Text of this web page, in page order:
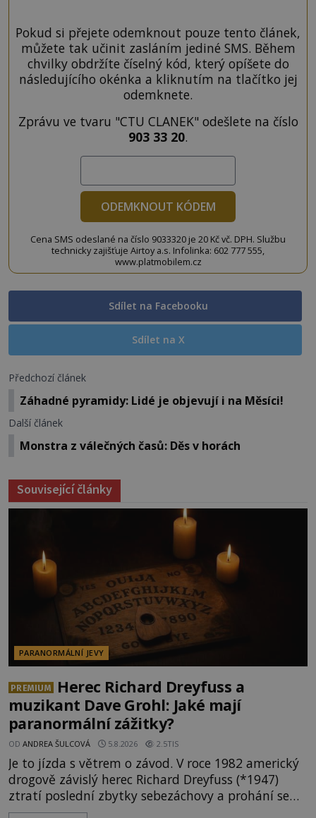
Pokud si přejete odemknout pouze tento článek,
můžete tak učinit zasláním jediné SMS. Během
chvilky obdržíte číselný kód, který opíšete do
následujícího okénka a kliknutím na tlačítko jej
odemknete.
Zprávu ve tvaru "CTU CLANEK" odešlete na číslo
903 33 20.
ODEMKNOUT KÓDEM
Cena SMS odeslané na číslo 9033320 je 20 Kč vč. DPH. Službu
technicky zajišťuje Airtoy a.s. Infolinka: 602 777 555,
www.platmobilem.cz
Sdílet na Facebooku
Sdílet na X
Předchozí článek
Záhadné pyramidy: Lidé je objevují i na Měsíci!
Další článek
Monstra z válečných časů: Děs v horách
Související články
PARANORMÁLNÍ JEVY
PREMIUM
Herec Richard Dreyfuss a
muzikant Dave Grohl: Jaké mají
paranormální zážitky?
OD ANDREA ŠULCOVÁ 5.8.2026 2.5TIS
Je to jízda s větrem o závod. V roce 1982 americký
drogově závislý herec Richard Dreyfuss (*1947)
ztratí poslední zbytky sebezáchovy a prohání se
po silnicích ve svém mercedesu jako utržený ze